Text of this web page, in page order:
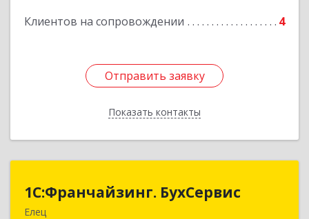
Клиентов на сопровождении 4
Отправить заявку
Показать контакты
Отправить заявку
Назад
1С:Франчайзинг. БухСервис
Елец
1С:Франчайзинг. БухСервис